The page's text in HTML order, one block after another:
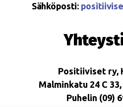
Sähköposti:
Positiiviset ry,
Malminkatu 24 C
Puhelin (09)